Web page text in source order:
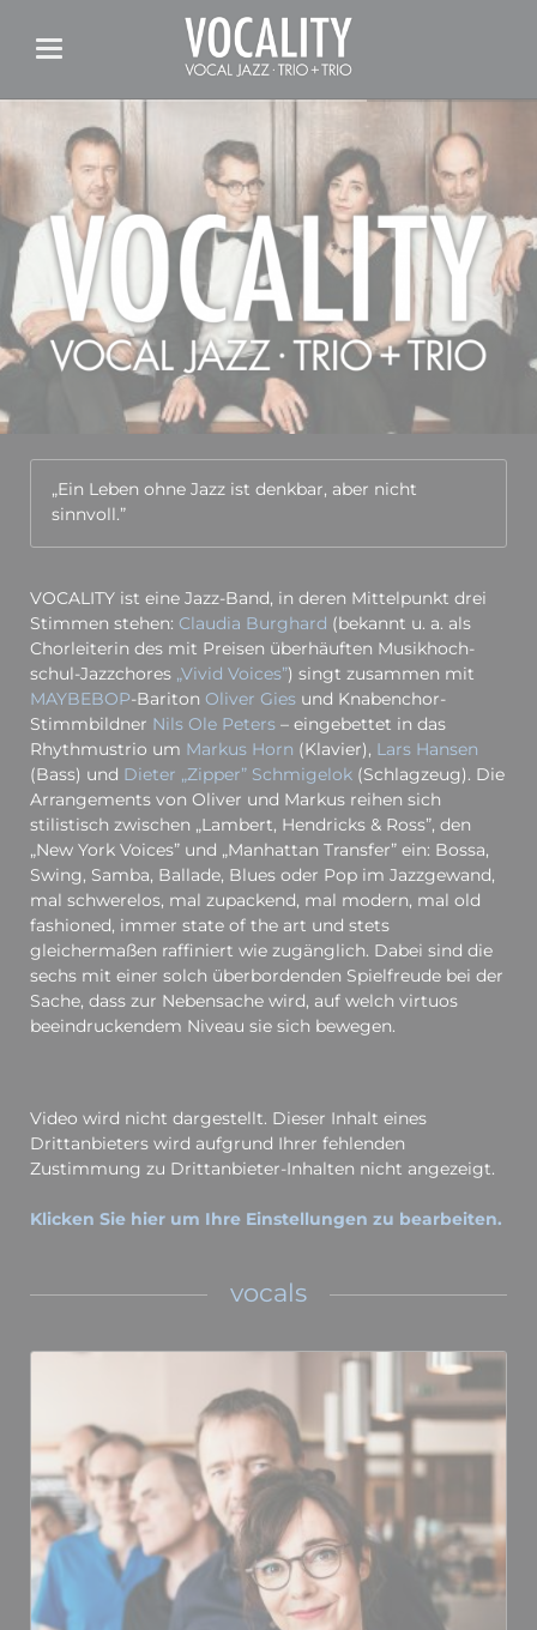
„Ein Leben ohne Jazz ist denkbar, aber nicht
sinnvoll.”
VOCALITY ist eine Jazz-Band, in deren Mittelpunkt drei
Stimmen stehen: Claudia Burghard (bekannt u. a. als
Chorleiterin des mit Preisen überhäuften Musik­hoch­
schul-Jazz­chores „Vivid Voices”) singt zusammen mit
MAYBEBOP-Bariton Oliver Giesund Knabenchor-
Stimmbildner Nils Ole Peters– eingebettet in das
Rhythmustrio um Markus Horn (Klavier), Lars Hansen
(Bass) und Dieter „Zipper” Schmigelok(Schlagzeug). Die
Arrangements von Oliver und Markus reihen sich
stilistisch zwischen „Lambert, Hendricks & Ross”, den
„New York Voices” und „Manhattan Transfer” ein: Bossa,
Swing, Samba, Ballade, Blues oder Pop im Jazzgewand,
mal schwerelos, mal zupackend, mal modern, mal old
fashioned, immer state of the art und stets
gleichermaßen raffiniert wie zugänglich. Dabei sind die
sechs mit einer solch überbordenden Spielfreude bei der
Sache, dass zur Nebensache wird, auf welch virtuos
beeindruckendem Niveau sie sich bewegen.
Video wird nicht dargestellt. Dieser Inhalt eines
Drittanbieters wird aufgrund Ihrer fehlenden
Zustimmung zu Drittanbieter-Inhalten nicht angezeigt.
Klicken Sie hier um Ihre Einstellungen zu bearbeiten.
vocals